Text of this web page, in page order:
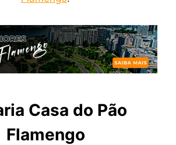
Casa do Pão
Flamengo